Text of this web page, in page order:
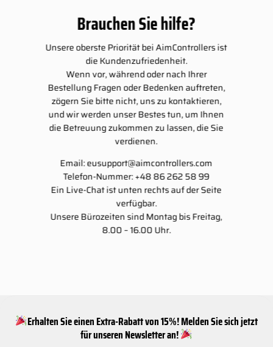
Brauchen Sie hilfe?
Unsere oberste Priorität bei AimControllers ist
die Kundenzufriedenheit.
Wenn vor, während oder nach Ihrer
Bestellung Fragen oder Bedenken auftreten,
zögern Sie bitte nicht, uns zu kontaktieren,
und wir werden unser Bestes tun, um Ihnen
die Betreuung zukommen zu lassen, die Sie
verdienen.
Email:eusupport@aimcontrollers.com
Telefon-Nummer: +48 86 262 58 99
Ein Live-Chat ist unten rechts auf der Seite
verfügbar.
Unsere Bürozeiten sind Montag bis Freitag,
8.00 – 16.00 Uhr.
Erhalten Sie einen Extra-Rabatt von 15%! Melden Sie sich jetzt
für unseren Newsletter an!